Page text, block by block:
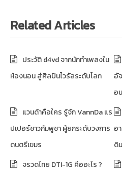
Related Articles
ประวัติ d4vd จากนักทำเพลงใน
ห้องนอน สู่ศิลปินไวรัลระดับโลก
อั
อ
แวนด้าคือใคร รู้จัก VannDa แร
ปเปอร์ชาวกัมพูชา ผู้ยกระดับวงการ
ดนตรีเขมร
อ
ดิ
จรวดไทย DTI-1G คืออะไร ?